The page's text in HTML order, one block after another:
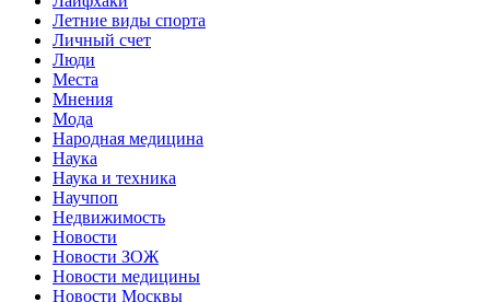
Летние виды спорта
Личный счет
Люди
Места
Мнения
Мода
Народная медицина
Наука
Наука и техника
Научпоп
Недвижимость
Новости
Новости ЗОЖ
Новости медицины
Новости Москвы